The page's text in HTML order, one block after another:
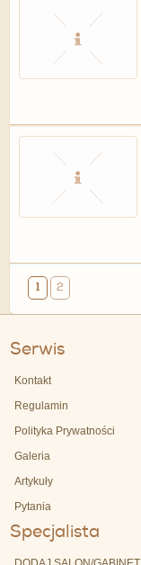
1 2
Serwis
Kontakt
Regulamin
Polityka Prywatności
Galeria
Artykuły
Pytania
Specjalista